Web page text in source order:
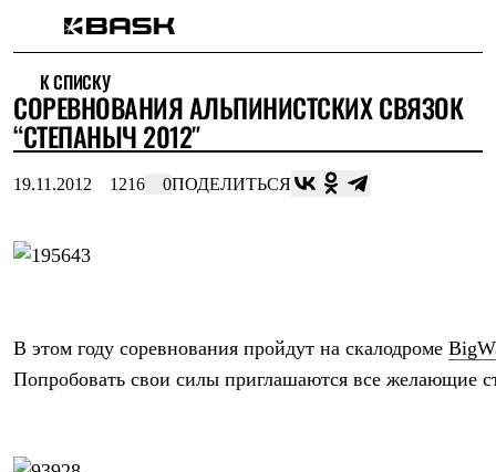
Интернет-магазин
Мужская одежда
Утепленная пухом
Куртки
Жилеты
Куртки
Софтшелл одежда
Куртки
Брюки
К СПИСКУ
СОРЕВНОВАНИЯ АЛЬПИНИСТСКИХ СВЯЗОК
“СТЕПАНЫЧ 2012″
19.11.2012 1216 0ПОДЕЛИТЬСЯ
В этом году соревнования пройдут на скалодроме
Попробовать свои силы приглашаются все желающие